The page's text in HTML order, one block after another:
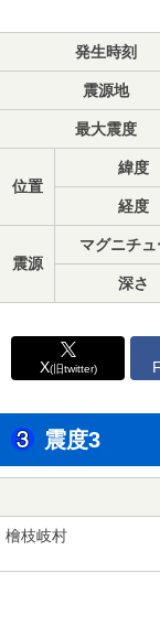
発生時刻
震源地
最大震度
位置
緯度
経度
震源
マグニチュ
深さ
X(旧twitter)
震度3
檜枝岐村